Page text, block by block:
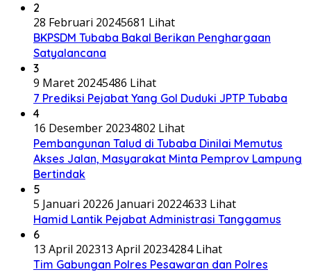
2
28 Februari 20245681 Lihat
BKPSDM Tubaba Bakal Berikan Penghargaan
Satyalancana
3
9 Maret 20245486 Lihat
7 Prediksi Pejabat Yang Gol Duduki JPTP Tubaba
4
16 Desember 20234802 Lihat
Pembangunan Talud di Tubaba Dinilai Memutus
Akses Jalan, Masyarakat Minta Pemprov Lampung
Bertindak
5
5 Januari 20226 Januari 20224633 Lihat
Hamid Lantik Pejabat Administrasi Tanggamus
6
13 April 202313 April 20234284 Lihat
Tim Gabungan Polres Pesawaran dan Polres